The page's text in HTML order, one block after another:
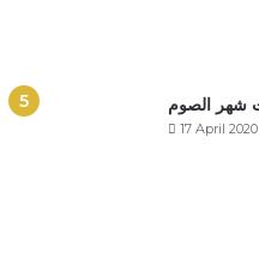
17 April 2020